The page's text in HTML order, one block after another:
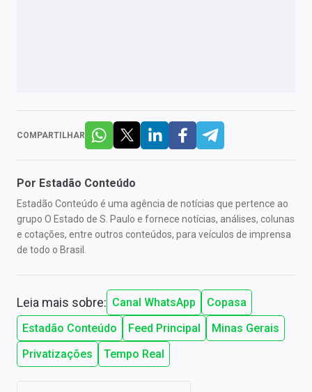
COMPARTILHAR
Por Estadão Conteúdo
Estadão Conteúdo é uma agência de notícias que pertence ao
grupo O Estado de S. Paulo e fornece notícias, análises, colunas
e cotações, entre outros conteúdos, para veículos de imprensa
de todo o Brasil.
Leia mais sobre: Canal WhatsApp
Copasa
Estadão Conteúdo
Feed Principal
Minas Gerais
Privatizações
Tempo Real